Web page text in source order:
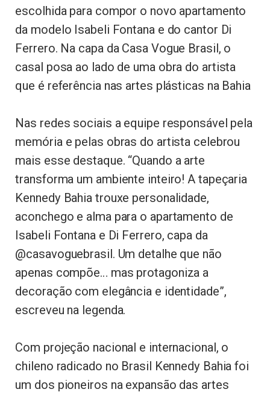
escolhida para compor o novo apartamento
da modelo Isabeli Fontana e do cantor Di
Ferrero. Na capa da Casa Vogue Brasil, o
casal posa ao lado de uma obra do artista
que é referência nas artes plásticas na Bahia
Nas redes sociais a equipe responsável pela
memória e pelas obras do artista celebrou
mais esse destaque. “Quando a arte
transforma um ambiente inteiro! A tapeçaria
Kennedy Bahia trouxe personalidade,
aconchego e alma para o apartamento de
Isabeli Fontana e Di Ferrero, capa da
@casavoguebrasil. Um detalhe que não
apenas compõe… mas protagoniza a
decoração com elegância e identidade”,
escreveu na legenda.
Com projeção nacional e internacional, o
chileno radicado no Brasil Kennedy Bahia foi
um dos pioneiros na expansão das artes